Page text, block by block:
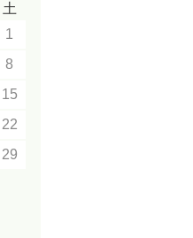
土
1
8
15
22
29